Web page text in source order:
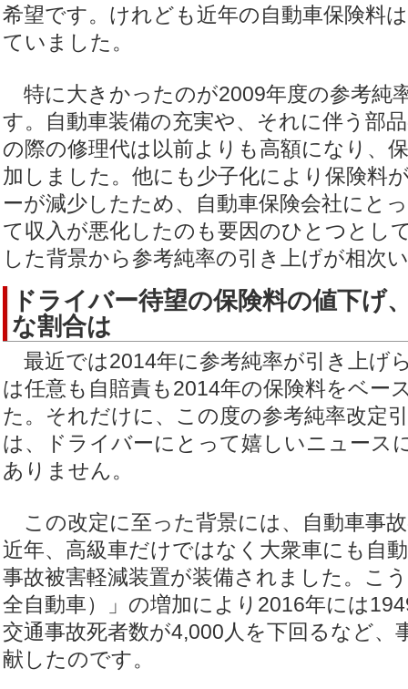
希望です。けれども近年の自動車保険料
ていました。
特に大きかったのが2009年度の参考純
す。自動車装備の充実や、それに伴う部
の際の修理代は以前よりも高額になり、
加しました。他にも少子化により保険料
ーが減少したため、自動車保険会社にと
て収入が悪化したのも要因のひとつとし
した背景から参考純率の引き上げが相次
ドライバー待望の保険料の値下げ
な割合は
最近では2014年に参考純率が引き上げ
は任意も自賠責も2014年の保険料をベー
た。それだけに、この度の参考純率改定
は、ドライバーにとって嬉しいニュース
ありません。
この改定に至った背景には、自動車事
近年、高級車だけではなく大衆車にも自
事故被害軽減装置が装備されました。こ
全自動車）」の増加により2016年には
交通事故死者数が4,000人を下回るなど、
献したのです。